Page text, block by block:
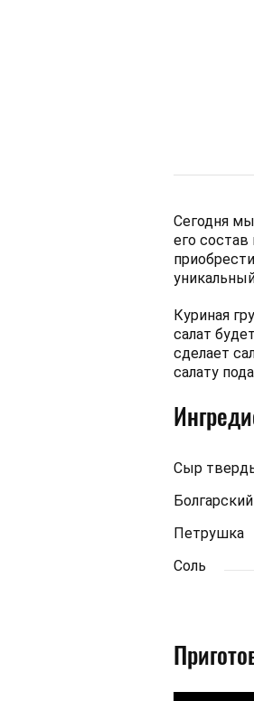
Сегодня
его
Куриная
салат
сделает
салату
Сыр
Петрушка
Соль